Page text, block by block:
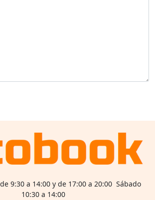
9:30 a 14:00 y de 17:00 a 20:00 Sábado
10:30 a 14:00